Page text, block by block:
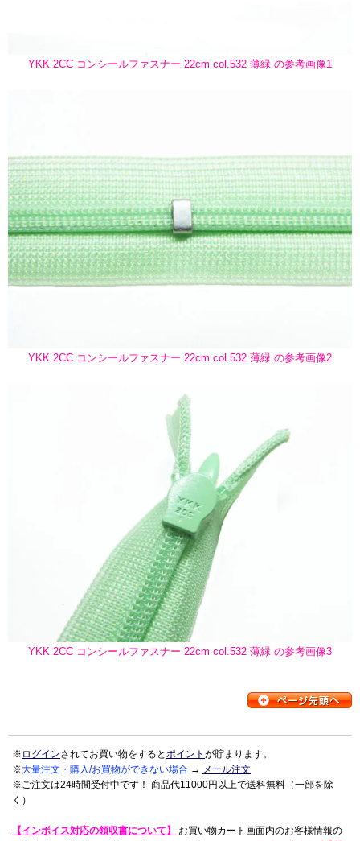
YKK 2CC コンシールファスナー 22cm col.532 薄緑 の参考画像1
YKK 2CC コンシールファスナー 22cm col.532 薄緑 の参考画像2
YKK 2CC コンシールファスナー 22cm col.532 薄緑 の参考画像3
※ ログインされてお買い物をするとポイント が貯まります。
※大量注文・購入/お買物ができない場合 → メール注文
※ご注文は24時間受付中です！ 商品代11000円以上で送料無料（一部を除
く）
【インボイス対応の領収書について】
お買い物カート画面内のお客様情報の